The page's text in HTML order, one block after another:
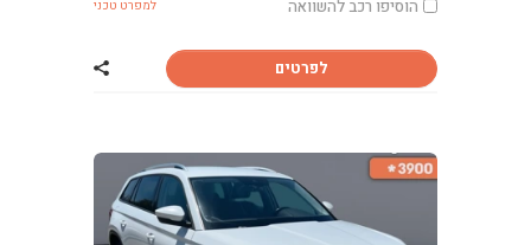
הוסיפו רכב להשוואה למפרט טכני
לפרטים שתף רכב